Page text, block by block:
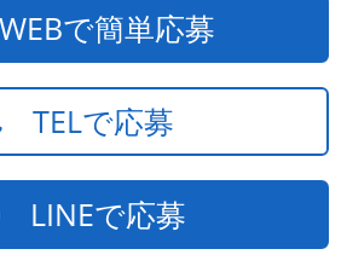
で簡単応募
TELで応募
LINEで応募